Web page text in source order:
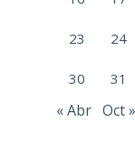
23 24
30 31
« Abr Oct »